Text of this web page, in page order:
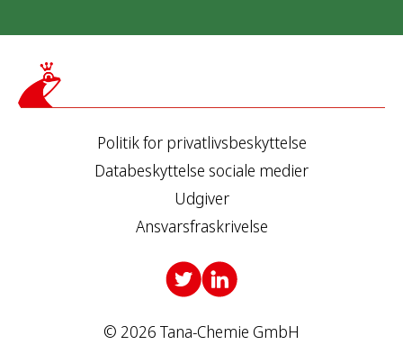
© 2026 Tana-Chemie GmbH
Politik for privatlivsbeskyttelse
Databeskyttelse sociale medier
Udgiver
Ansvarsfraskrivelse